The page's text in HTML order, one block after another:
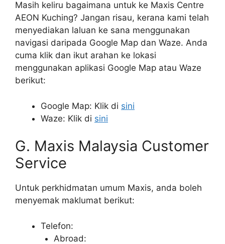
Masih keliru bagaimana untuk ke Maxis Centre
AEON Kuching? Jangan risau, kerana kami telah
menyediakan laluan ke sana menggunakan
navigasi daripada Google Map dan Waze. Anda
cuma klik dan ikut arahan ke lokasi
menggunakan aplikasi Google Map atau Waze
berikut:
Google Map: Klik di sini
Waze: Klik di sini
G. Maxis Malaysia Customer
Service
Untuk perkhidmatan umum Maxis, anda boleh
menyemak maklumat berikut:
Telefon:
Abroad: